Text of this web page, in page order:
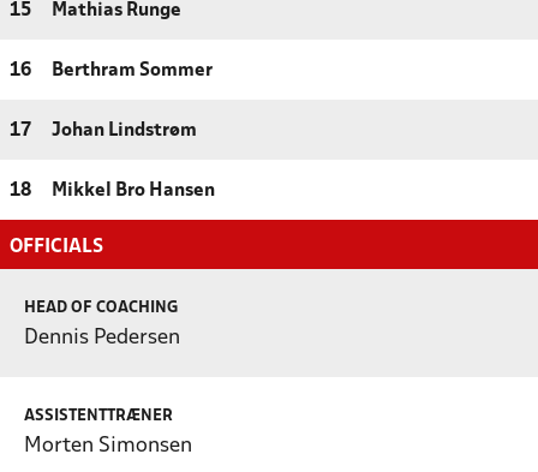
15 Mathias Runge
16 Berthram Sommer
17 Johan Lindstrøm
18 Mikkel Bro Hansen
OFFICIALS
HEAD OF COACHING
Dennis Pedersen
ASSISTENTTRÆNER
Morten Simonsen